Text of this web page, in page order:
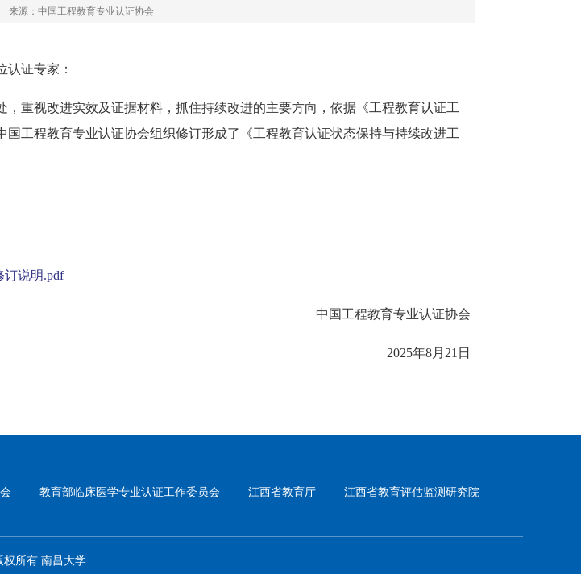
来源：中国工程教育专业认证协会
证专家：
视改进实效及证据材料，抓住持续改进的主要方向，依据《工程教育认证工
工程教育专业认证协会组织修订形成了《工程教育认证状态保持与持续改进工
订说明.pdf
中国工程教育专业认证协会
2025年8月21日
教育部临床医学专业认证工作委员会 江西省教育厅
江西省教育评估监测研究院
权所有 南昌大学